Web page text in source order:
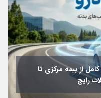
از بیمه مرکزی تا
رایج